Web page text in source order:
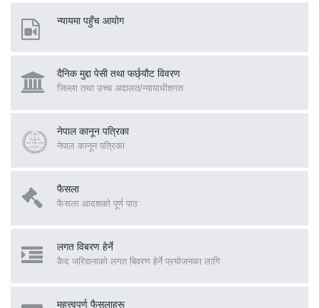
न्यायमा पहुँच आयोग
दैनिक मुद्दा पेसी तथा फर्छ‍्यौट विवरण
जिल्ला तथा उच्च अदालत/न्यायाधीशगत
नेपाल कानून पत्रिका
नेपाल कानून पत्रिका
फैसला
फैसला आदशको पूर्ण पाठ
लगत विबरण हेर्ने
कैद जरिवानाको लगत बिवरण हेर्ने प्रयोजनका लागि
महत्त्वपूर्ण फैसलाहरू